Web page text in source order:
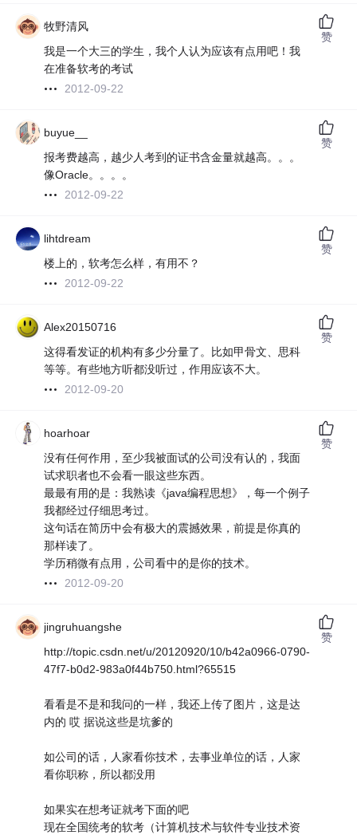
牧野清风
我是一个大三的学生，我个人认为应该有点用吧！我
在准备软考的考试
2012-09-22
赞
buyue__
报考费越高，越少人考到的证书含金量就越高。。。
像Oracle。。。。
2012-09-22
赞
lihtdream
楼上的，软考怎么样，有用不？
2012-09-22
赞
Alex20150716
这得看发证的机构有多少分量了。比如甲骨文、思科
等等。有些地方听都没听过，作用应该不大。
2012-09-20
赞
hoarhoar
没有任何作用，至少我被面试的公司没有认的，我面
试求职者也不会看一眼这些东西。
最最有用的是：我熟读《java编程思想》，每一个例子
我都经过仔细思考过。
这句话在简历中会有极大的震撼效果，前提是你真的
那样读了。
学历稍微有点用，公司看中的是你的技术。
2012-09-20
赞
jingruhuangshe
http://topic.csdn.net/u/20120920/10/b42a0966-0790-
47f7-b0d2-983a0f44b750.html?65515
看看是不是和我问的一样，我还上传了图片，这是达
内的 哎 据说这些是坑爹的
如公司的话，人家看你技术，去事业单位的话，人家
看你职称，所以都没用
如果实在想考证就考下面的吧
现在全国统考的软考（计算机技术与软件专业技术资
赞